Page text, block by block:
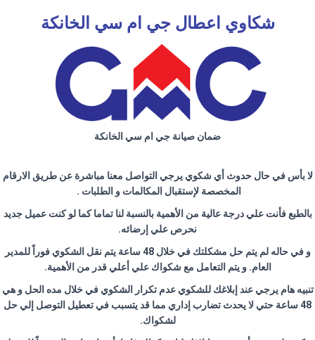
شكاوي اعطال جي ام سي الخانكة
ضمان صيانة جي ام سي الخانكة
لا بأس في حال حدوث أي شكوي يرجي التواصل معنا مباشرة عن طريق الارقام
المخصصة لإستقبال المكالمات و الطلبات .
بالطبع فأنت علي درجة عالية من الأهمية بالنسبة لنا تماما كما لو كنت عميل جديد
نحرص علي إرضائه.
و في حاله لم يتم حل مشكلتك في خلال 48 ساعة يتم نقل الشكوي فوراً للمدير
العام. و يتم التعامل مع شكواك علي أعلي قدر من الأهمية.
تنبيه هام يرجي عند إبلاغك للشكوي عدم تكرار الشكوي في خلال مده الحل و هي
48 ساعة حتي لا يحدث تضارب إداري مما قد يتسبب في تعطيل التوصل إلي حل
لشكواك.